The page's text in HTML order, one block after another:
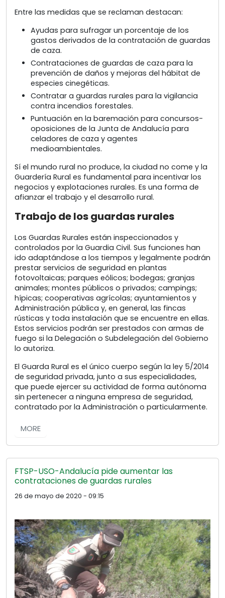
Entre las medidas que se reclaman destacan:
Ayudas para sufragar un porcentaje de los
gastos derivados de la contratación de guardas
de caza.
Contrataciones de guardas de caza para la
prevención de daños y mejoras del hábitat de
especies cinegéticas.
Contratar a guardas rurales para la vigilancia
contra incendios forestales.
Puntuación en la baremación para concursos-
oposiciones de la Junta de Andalucía para
celadores de caza y agentes
medioambientales.
Sí el mundo rural no produce, la ciudad no come y la
Guardería Rural es fundamental para incentivar los
negocios y explotaciones rurales. Es una forma de
afianzar el trabajo y el desarrollo rural.
Trabajo de los guardas rurales
Los Guardas Rurales están inspeccionados y
controlados por la Guardia Civil. Sus funciones han
ido adaptándose a los tiempos y legalmente podrán
prestar servicios de seguridad en plantas
fotovoltaicas; parques eólicos; bodegas; granjas
animales; montes públicos o privados; campings;
hípicas; cooperativas agrícolas; ayuntamientos y
Administración pública y, en general, las fincas
rústicas y toda instalación que se encuentre en ellas.
Estos servicios podrán ser prestados con armas de
fuego si la Delegación o Subdelegación del Gobierno
lo autoriza.
El Guarda Rural es el único cuerpo según la ley 5/2014
de seguridad privada, junto a sus especialidades,
que puede ejercer su actividad de forma autónoma
sin pertenecer a ninguna empresa de seguridad,
contratado por la Administración o particularmente.
MORE
FTSP-USO-Andalucía pide aumentar las
contrataciones de guardas rurales
26 de mayo de 2020 - 09:15